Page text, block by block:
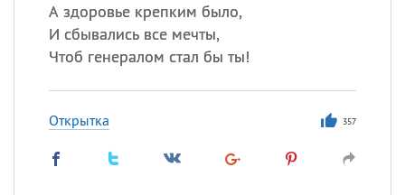
А здоровье крепким было,
И сбывались все мечты,
Чтоб генералом стал бы ты!
Открытка 357